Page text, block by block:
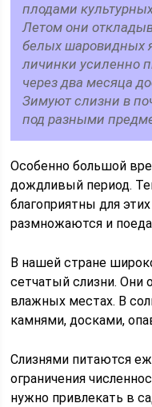
плодами
Летом они
белых шаровидных
личинки усиленно
через два месяца
Зимуют слизни в
под разными
Особенно большой
дождливый период.
благоприятны для
размножаются и
В нашей стране
сетчатый слизни.
влажных местах. В
камнями, досками,
Слизнями питаются
ограничения
нужно привлекать в